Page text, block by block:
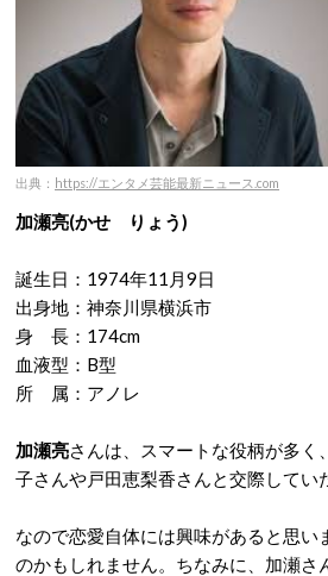
出典： https://エンタメ芸能最新ニュース.com
加瀬亮(かせ りょう)
誕生日：1974年11月9日
出身地：神奈川県横浜市
身 長：174cm
血液型：B型
所 属：アノレ
加瀬亮さんは、スマートな役柄が多く
子さんや戸田恵梨香さんと交際してい
なので恋愛自体には興味があると思い
のかもしれません。ちなみに、加瀬さ